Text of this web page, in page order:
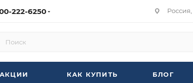
222-6250
АКЦИИ КАК КУПИТЬ БЛОГ